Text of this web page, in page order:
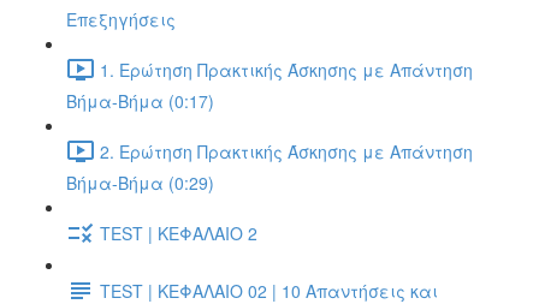
Επεξηγήσεις
1. Ερώτηση Πρακτικής Άσκησης με Απάντηση
Βήμα-Βήμα (0:17)
2. Ερώτηση Πρακτικής Άσκησης με Απάντηση
Βήμα-Βήμα (0:29)
TEST | ΚΕΦΑΛΑΙΟ 2
TEST | ΚΕΦΑΛΑΙΟ 02 | 10 Απαντήσεις και